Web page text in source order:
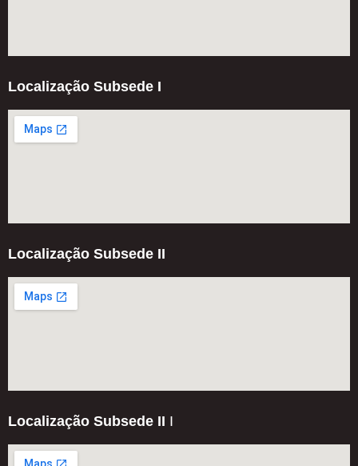
Localização Subsede I
Localização Subsede II
Localização Subsede II I